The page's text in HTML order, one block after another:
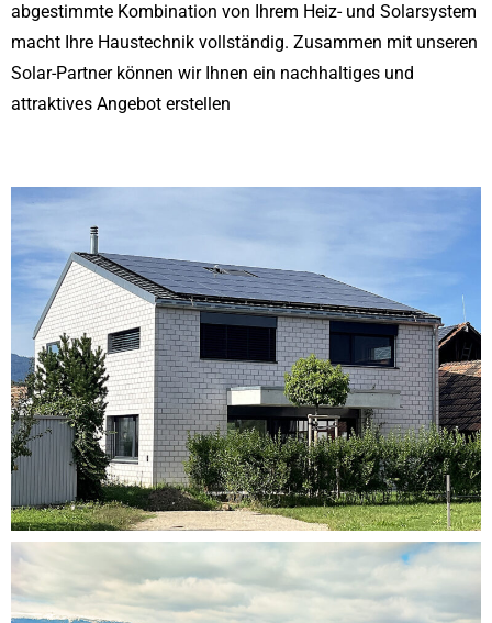
abgestimmte Kombination von Ihrem Heiz- und Solarsystem
macht Ihre Haustechnik vollständig. Zusammen mit unseren
Solar-Partner können wir Ihnen ein nachhaltiges und
attraktives Angebot erstellen